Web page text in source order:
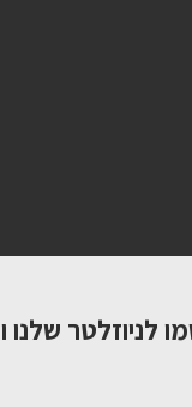
לניוזלטר שלנו